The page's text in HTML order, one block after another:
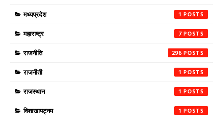
मध्यप्रदेश 1
महाराष्ट्र 7
राजनीति 296
राजनीती 1
राजस्थान 1
विशाखापट्नम 1